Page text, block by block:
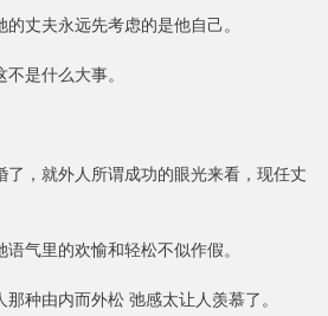
丈夫永远先考虑的是他自己。
是什么大事。
，就外人所谓成功的眼光来看，现任丈
气里的欢愉和轻松不似作假。
种由内而外松 弛感太让人羡慕了。